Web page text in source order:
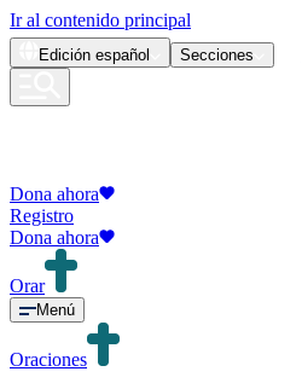
Ir al contenido principal
Edición español Secciones
Dona ahora
Registro
Dona ahora
Orar
Menú
Oraciones